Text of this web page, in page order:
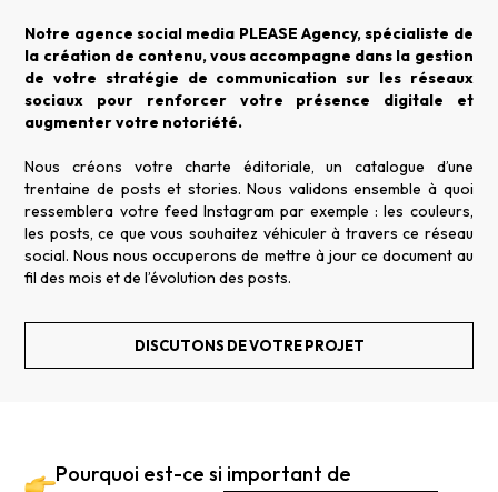
Notre agence social media PLEASE Agency, spécialiste de
la création de contenu, vous accompagne dans la gestion
de votre stratégie de communication sur les réseaux
sociaux pour renforcer votre présence digitale et
augmenter votre notoriété.
Nous créons votre charte éditoriale, un catalogue d’une
trentaine de posts et stories. Nous validons ensemble à quoi
ressemblera votre feed Instagram par exemple : les couleurs,
les posts, ce que vous souhaitez véhiculer à travers ce réseau
social. Nous nous occuperons de mettre à jour ce document au
fil des mois et de l’évolution des posts.
DISCUTONS DE VOTRE PROJET
Pourquoi est-ce si important de